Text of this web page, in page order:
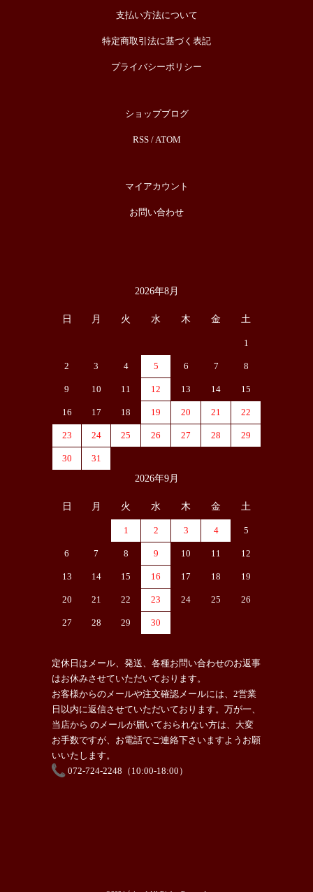
支払い方法について
特定商取引法に基づく表記
プライバシーポリシー
ショップブログ
RSS/ ATOM
マイアカウント
お問い合わせ
2026年8月
日 月 火 水 木 金 土
1
2 3 4 5 6 7 8
9 10 11 12 13 14 15
16 17 18 19 20 21 22
23 24 25 26 27 28 29
30
31
2026年9月
日 月 火 水 木 金 土
1 2 3 4 5
6 7 8 9 10 11 12
13 14 15 16 17 18 19
20 21 22 23 24 25 26
27 28 29 30
定休日はメール、発送、各種お問い合わせのお返事
はお休みさせていただいております。
お客様からのメールや注文確認メールには、2営業
日以内に返信させていただいております。万が一、
当店から のメールが届いておられない方は、大変
お手数ですが、お電話でご連絡下さいますようお願
いいたします。
072-724-2248（10:00-18:00）